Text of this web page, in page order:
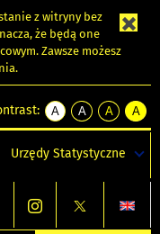
z witryny bez
że będą one
Zawsze możesz
A
kontrast
A
kontrast
tekst
czarnym
A
kontrast
tekst
czarnym
A
tekst
żółtym
Urzędy Statystyczne